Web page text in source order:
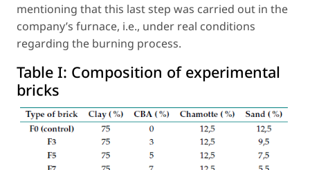
mentioning that this last step was carried out in the
company’s furnace, i.e., under real conditions
regarding the burning process.
Table I: Composition of experimental
bricks